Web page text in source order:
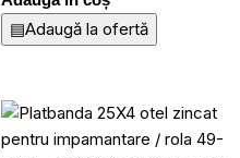
▤Adaugă la ofertă